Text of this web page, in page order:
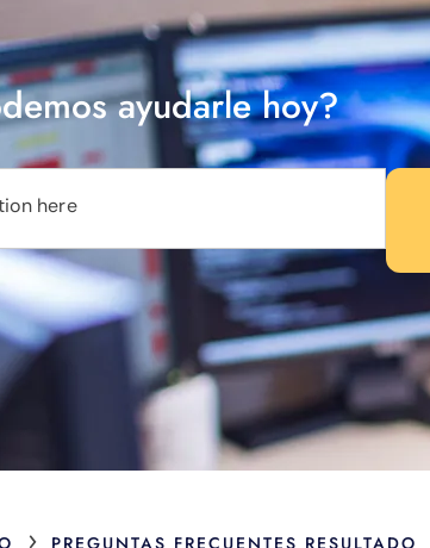
ayudarle hoy?
here
› PREGUNTAS FRECUENTES RESULTADO